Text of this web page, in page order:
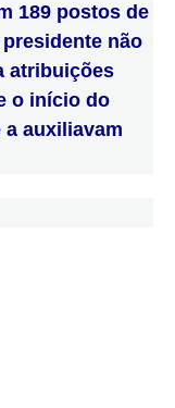
189 postos de
não
atribuições
o início do
auxiliavam